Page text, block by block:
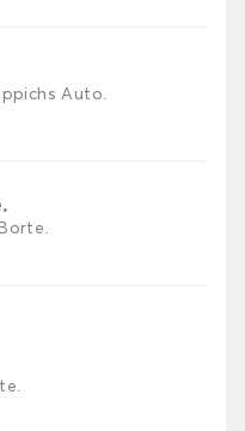
Auto.